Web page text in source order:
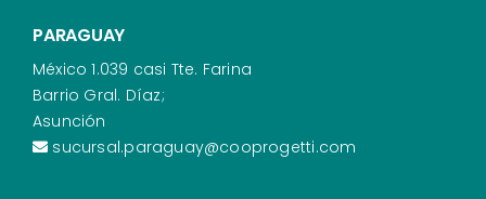
PARAGUAY
México 1.039 casi Tte. Farina
Barrio Gral. Díaz;
Asunción
sucursal.paraguay@cooprogetti.com